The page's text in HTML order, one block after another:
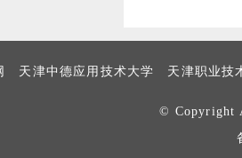
天津中德应用技术大学 天津职业技
© Copyright